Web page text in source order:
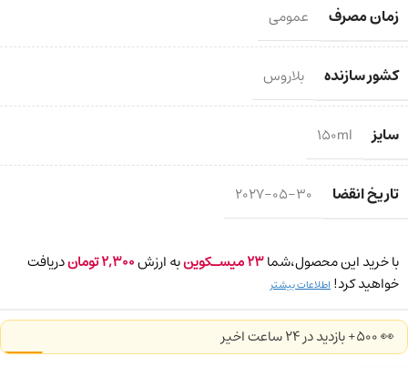
زمان مصرف عمومی
کشور سازنده بلاروس
سایز 150ml
تاریخ انقضا 2027-05-30
با خرید این محصول،شما23میسـکوینبه ارزش2,300توماندریافت
خواهید کرد! اطلاعات بیشتر
👀 500+ بازدید در ۲۴ ساعت اخیر